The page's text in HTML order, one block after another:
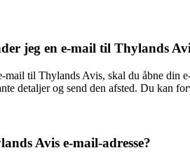
jeg en e-mail til Thylands
mail til Thylands Avis, skal du åbne din
detaljer og send den afsted. Du kan
Avis e-mail-adresse?